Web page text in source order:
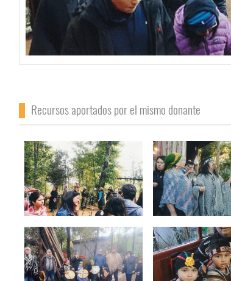
Recursos aportados por el mismo donante